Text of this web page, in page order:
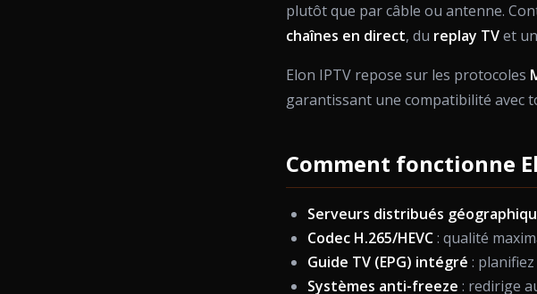
plutôt que par câble ou antenne.
chaînes en direct, du replay TVet
Elon IPTV repose sur les protocoles
garantissant une compatibilité avec
Comment fonctionne
Serveurs distribués
Codec H.265/HEVC: qualité
Guide TV (EPG) intégré :
Systèmes anti-freeze : redirige